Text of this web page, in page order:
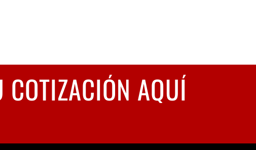
COTIZACIÓN AQUÍ